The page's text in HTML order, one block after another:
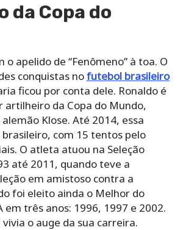
da Copa do
o apelido de “Fenômeno” à toa. O
conquistas nofutebol brasileiro
ficou por conta dele. Ronaldo é
artilheiro da Copa do Mundo,
Klose. Até 2014, essa
com 15 tentos pelo
O atleta atuou na Seleção
até 2011, quando teve a
em amistoso contra a
foi eleito ainda o Melhor do
em três anos: 1996, 1997 e 2002.
vivia o auge da sua carreira.